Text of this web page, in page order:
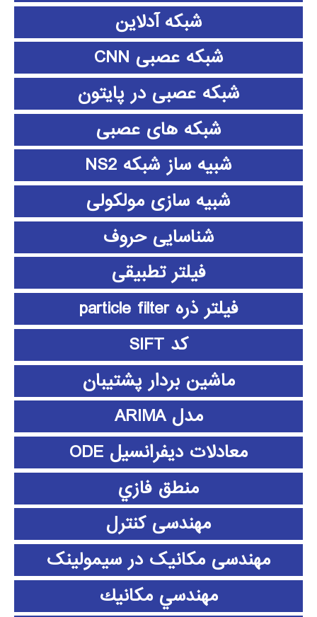
شبکه آدلاین
شبکه عصبی CNN
شبکه عصبی در پایتون
شبکه های عصبی
شبیه ساز شبکه NS2
شبیه سازی مولکولی
شناسایی حروف
فیلتر تطبیقی
فیلتر ذره particle filter
کد SIFT
ماشین بردار پشتیبان
مدل ARIMA
معادلات دیفرانسیل ODE
منطق فازي
مهندسی کنترل
مهندسی مکانیک در سیمولینک
مهندسي مكانيك